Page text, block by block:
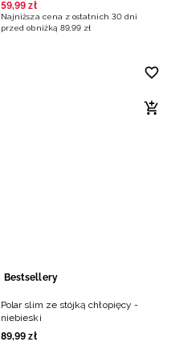
59,99 zł
Najniższa cena z ostatnich 30 dni
przed obniżką 89,99 zł
Bestsellery
Polar slim ze stójką chłopięcy -
niebieski
89,99 zł